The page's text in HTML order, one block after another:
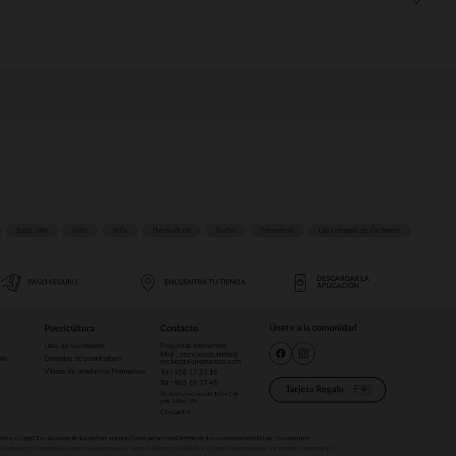
PAGO SEGURO ENCUENTRA TU TIENDA
DESCARGAR LA
APLICACIÓN
Puericultura
Lista de nacimiento
Consejos de puericultura
Vídeos de productos Prémaman
Contacto
Preguntas frecuentes
Mail : atencionalcliente@
orchestra-premaman.com
Tel : 958 17 53 16
Tel : 963 69 27 45
De lunes a viernes de 10h a 14h
y de 16h a 19h
Contactar
Únete a la comunidad
Tarjeta Regalo
Aviso Legal *Condiciones de las ofertas actuales Datos personalesGestión de las cookiesAccesibilidad: no conforme